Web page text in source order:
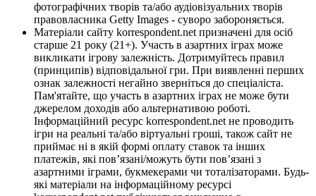
фотографічних творів та/або аудіовізуальних творів
правовласника Getty Images - суворо забороняється.
Матеріали сайту korrespondent.net призначені для осіб
старше 21 року (21+). Участь в азартних іграх може
викликати ігрову залежність. Дотримуйтесь правил
(принципів) відповідальної гри. При виявленні перших
ознак залежності негайно зверніться до спеціаліста.
Пам'ятайте, що участь в азартних іграх не може бути
джерелом доходів або альтернативою роботі.
Інформаційний ресурс korrespondent.net не проводить
ігри на реальні та/або віртуальні гроші, також сайт не
приймає ні в якій формі оплату ставок та інших
платежів, які пов’язані/можуть бути пов’язані з
азартними іграми, букмекерами чи тоталізаторами. Будь-
які матеріали на інформаційному ресурсі